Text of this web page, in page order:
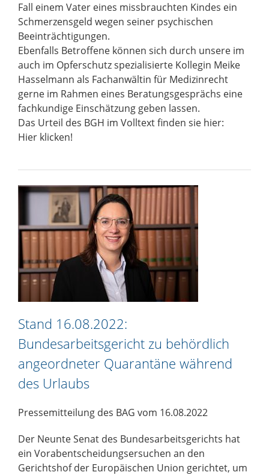
Fall einem Vater eines missbrauchten Kindes ein
Schmerzensgeld wegen seiner psychischen
Beeinträchtigungen.
Ebenfalls Betroffene können sich durch unsere im
auch im Opferschutz spezialisierte Kollegin Meike
Hasselmann als Fachanwältin für Medizinrecht
gerne im Rahmen eines Beratungsgesprächs eine
fachkundige Einschätzung geben lassen.
Das Urteil des BGH im Volltext finden sie hier:
Hier klicken!
Stand 16.08.2022:
Bundesarbeitsgericht zu behördlich
angeordneter Quarantäne während
des Urlaubs
Pressemitteilung des BAG vom 16.08.2022
Der Neunte Senat des Bundesarbeitsgerichts hat
ein Vorabentscheidungsersuchen an den
Gerichtshof der Europäischen Union gerichtet, um